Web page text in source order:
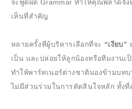
จะพูดผิด Grammar ทำให้คุณพลาดจั
เห็นที่สำคัญ
หลายครั้งที่ผู้บริหารเลือกที่จะ “เงียบ”
เป็น และปล่อยให้ลูกน้องหรือทีมงาน
ทำให้พาร์ทเนอร์ต่างชาติมองข้ามบ
ไม่มีส่วนร่วมในการตัดสินใจหลัก ทั้ง